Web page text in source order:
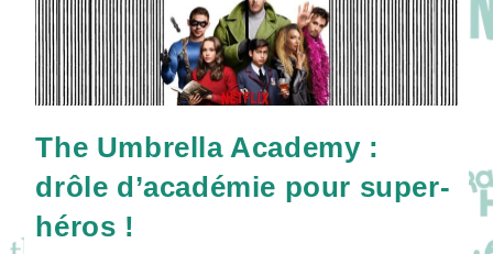
The Umbrella Academy :
drôle d’académie pour super-
héros !